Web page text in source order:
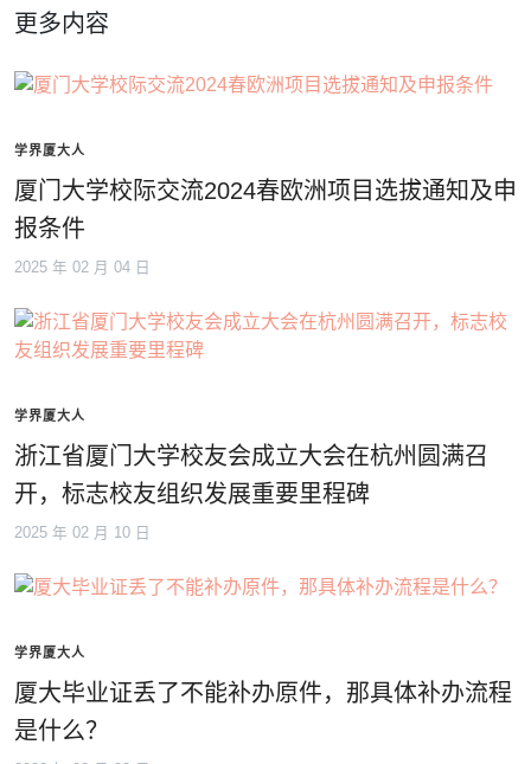
更多内容
学界厦大人
厦门大学校际交流2024春欧洲项目选拔通知及申
报条件
2025 年 02 月 04 日
学界厦大人
浙江省厦门大学校友会成立大会在杭州圆满召
开，标志校友组织发展重要里程碑
2025 年 02 月 10 日
学界厦大人
厦大毕业证丢了不能补办原件，那具体补办流程
是什么？